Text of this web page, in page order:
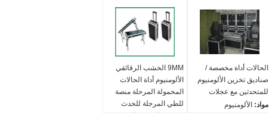
9MM الخشب الرقائقي
الألومنيوم أداة الحالات
المحمولة المرحلة منصة
للطي المرحلة للحدث
الحالات أداة مخصصة /
صناديق تخزين الألومنيوم
للمتحدثين مع عجلات
مواد: الألومنيوم